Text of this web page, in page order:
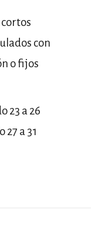
con
o fijos
23 a 26
27 a 31